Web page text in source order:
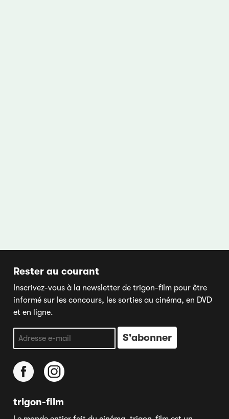
Rester au courant
Inscrivez-vous à la newsletter de trigon-film pour être
informé sur les concours, les sorties au cinéma, en DVD
et en ligne.
trigon-film